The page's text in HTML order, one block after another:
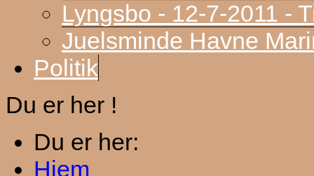
Lyngsbo - 12-7-2011 -
Juelsminde Havne
Politik
Du er her !
Du er her:
Hjem